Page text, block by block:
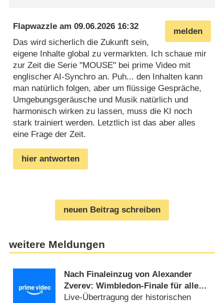
melden
Flapwazzle am09.06.2026 16:32
Das wird sicherlich die Zukunft sein,
eigene Inhalte global zu vermarkten. Ich schaue mir
zur Zeit die Serie "MOUSE" bei prime Video mit
englischer AI-Synchro an. Puh... den Inhalten kann
man natürlich folgen, aber um flüssige Gespräche,
Umgebungsgeräusche und Musik natürlich und
harmonisch wirken zu lassen, muss die KI noch
stark trainiert werden. Letztlich ist das aber alles
eine Frage der Zeit.
hier antworten
neuen Beitrag schreiben
weitere Meldungen
Nach Finaleinzug von Alexander
Zverev: Wimbledon-Finale für alle
frei empfangbar
Live-Übertragung der historischen